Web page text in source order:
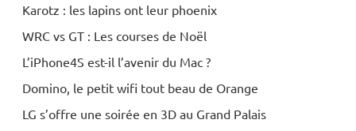
Karotz : les lapins ont leur phoenix
WRC vs GT : Les courses de Noël
L’iPhone4S est-il l’avenir du Mac ?
Domino, le petit wifi tout beau de Orange
LG s’offre une soirée en 3D au Grand Palais